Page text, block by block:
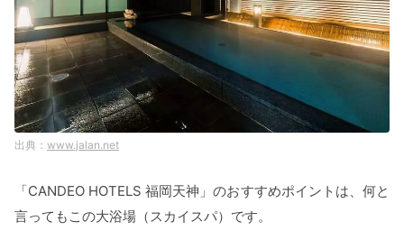
www.jalan.net
「CANDEO HOTELS 福岡天神」のおすすめポイントは、何と
言ってもこの大浴場（スカイスパ）です。